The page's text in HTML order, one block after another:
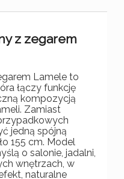
z zegarem
Lamele to
łączy funkcję
kompozycją
Zamiast
jedną spójną
155 cm. Model
o salonie, jadalni,
wnętrzach, w
naturalne